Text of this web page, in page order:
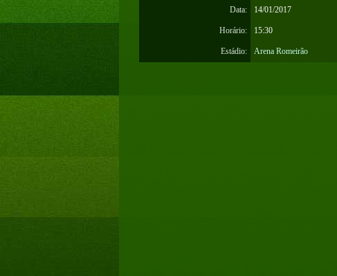
Data: 14/01/2017
Horário: 15:30
Estádio: Arena Romeirão